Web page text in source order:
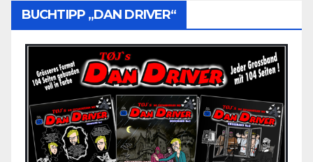
BUCHTIPP „DAN DRIVER“